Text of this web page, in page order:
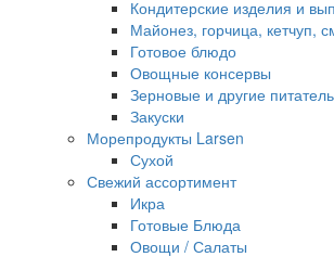
Кондитерские изделия и
Майонез, горчица, кетчуп,
Готовое блюдо
Овощные консервы
Зерновые и другие
Закуски
Морепродукты Larsen
Сухой
Свежий ассортимент
Икра
Готовые Блюда
Овощи / Салаты